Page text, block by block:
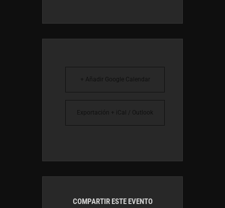
+ Añadir Google Calendar
Exportación + iCal / Outlook
COMPARTIR ESTE EVENTO